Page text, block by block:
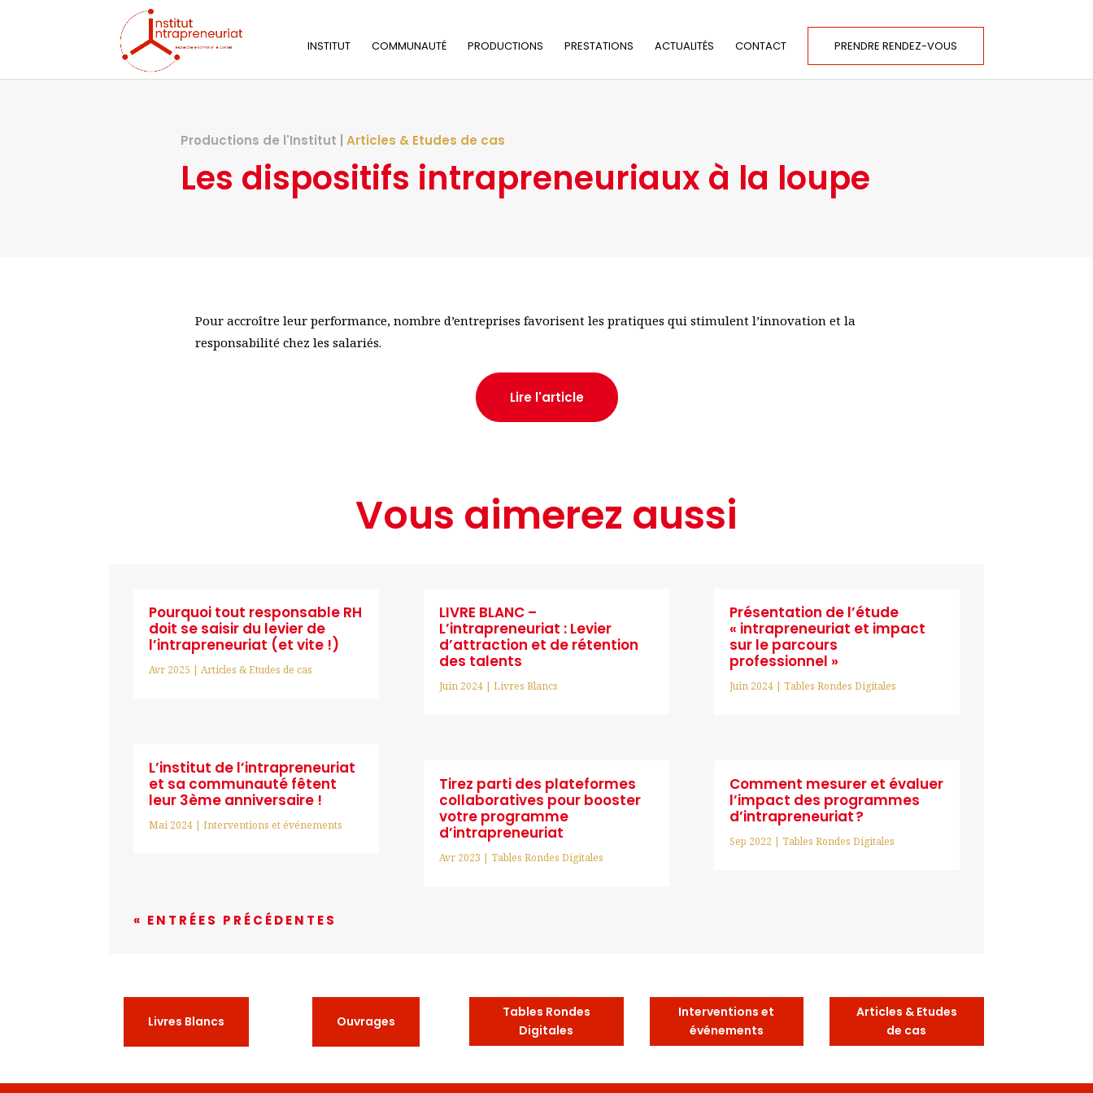
INSTITUT COMMUNAUTÉ PRODUCTIONS PRESTATIONS ACTUALITÉS CONTACT PRENDRE RENDEZ-VOUS
Productions de l'Institut | Articles & Etudes de cas
Les dispositifs intrapreneuriaux à la loupe
Pour accroître leur performance, nombre d’entreprises favorisent les pratiques qui stimulent l’innovation et la
responsabilité chez les salariés.
Lire l'article
Vous aimerez aussi
Pourquoi tout responsable RH
doit se saisir du levier de
l’intrapreneuriat (et vite !)
Avr 2025 |Articles & Etudes de cas
L’institut de l’intrapreneuriat
et sa communauté fêtent
leur 3ème anniversaire !
Mai 2024 |Interventions et événements
LIVRE BLANC –
L’intrapreneuriat : Levier
d’attraction et de rétention
des talents
Juin 2024 |Livres Blancs
Tirez parti des plateformes
collaboratives pour booster
votre programme
d’intrapreneuriat
Avr 2023 |Tables Rondes Digitales
Présentation de l’étude
« intrapreneuriat et impact
sur le parcours
professionnel »
Juin 2024 |Tables Rondes Digitales
Comment mesurer et évaluer
l’impact des programmes
d’intrapreneuriat ?
Sep 2022 |Tables Rondes Digitales
« ENTRÉES PRÉCÉDENTES
Livres Blancs Ouvrages
Tables Rondes
Digitales
Interventions et
événements
Articles & Etudes
de cas